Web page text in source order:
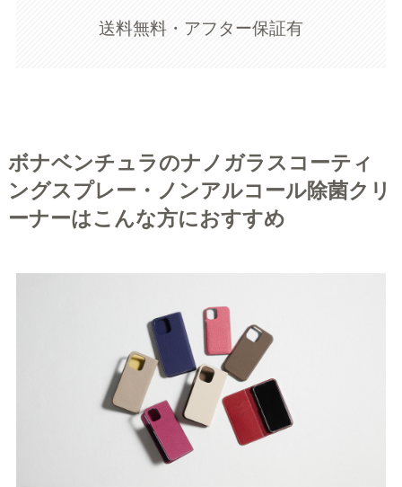
送料無料・アフター保証有
ボナベンチュラのナノガラスコーティ
ングスプレー・ノンアルコール除菌クリ
ーナーはこんな方におすすめ